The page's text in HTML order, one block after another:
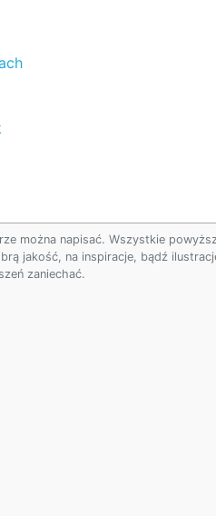
można napisać. Wszystkie
jakość, na inspiracje, bądź
zaniechać.